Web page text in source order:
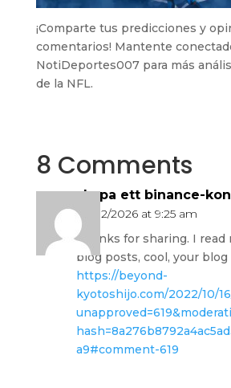
¡Comparte tus predicciones y
comentarios! Mantente
NotiDeportes007 para más
de la NFL.
8 Comments
skapa ett binance-
05/02/2026 at 9:25 am
Thanks for sharing. I read
blog posts, cool, your blog
https://beyond-
kyotoshijo.com/2022/10/
a9#comment-619